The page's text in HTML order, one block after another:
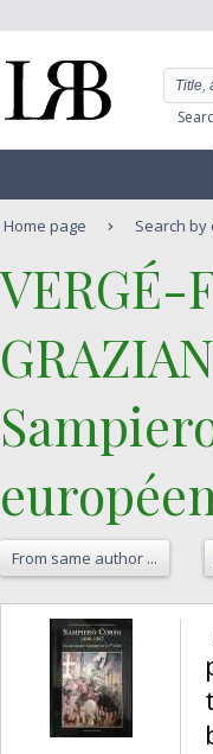
Home page Search by
‎VERGÉ-
From same author ...